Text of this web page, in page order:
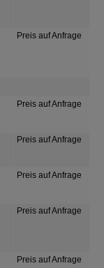
Preis auf Anfrage
Preis auf Anfrage
Preis auf Anfrage
Preis auf Anfrage
Preis auf Anfrage
Preis auf Anfrage